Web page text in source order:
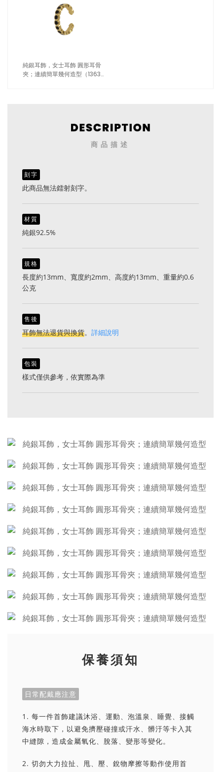
純銀耳飾，女士耳飾 圓形耳骨
夾；連續簡單幾何造型（1363
商品描述
刻字
此商品無法鐳射刻字。
材質
純銀92.5%
規格
長度約13mm、寬度約2mm、高度約13mm、重量約0.6
公克
售後
耳飾無法退貨與換貨。 詳細說明
包裝
樣式僅供參考，依實際為準
保養須知
日常配戴應注意
1. 每一件首飾建議沐浴、運動、泡溫泉、睡覺、接觸
海水時取下，以避免擠壓碰撞或汗水、髒汙等卡入其
中縫隙，造成金屬氧化、脫落、變形等變化。
2. 切勿大力拉扯、甩、壓、銳物摩擦等動作使用首